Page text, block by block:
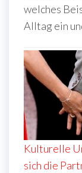
welches
Alltag ein
Kulturelle
sich die